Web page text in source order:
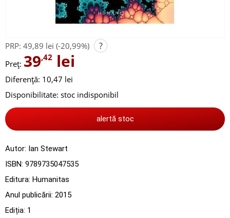
PRP: 49,89 lei (-20,99%) ?
Preț: 39,42 lei
Diferență: 10,47 lei
Disponibilitate: stoc indisponibil
alertă stoc
Autor: Ian Stewart
ISBN: 9789735047535
Editura: Humanitas
Anul publicării: 2015
Ediția: 1